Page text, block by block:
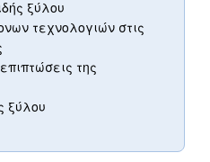
ξύλου
τεχνολογιών στις
της
ξύλου